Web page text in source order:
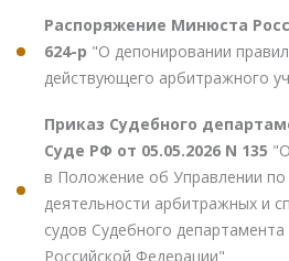
Распоряжение Минюста
624-р "О депонировании
действующего арбитражного
Приказ Судебного
Суде РФ от 05.05.2026 N 135
в Положение об Управлении
деятельности арбитражных и
судов Судебного
Российской Федерации"